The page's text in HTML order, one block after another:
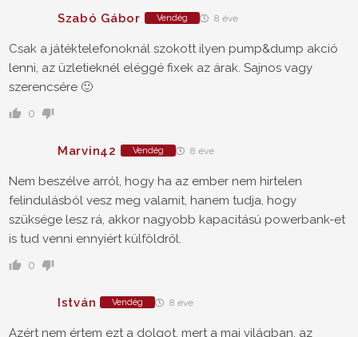
Szabó Gábor Vendég 8 éve
Csak a játéktelefonoknál szokott ilyen pump&dump akció
lenni, az üzletieknél eléggé fixek az árak. Sajnos vagy
szerencsére 🙂
0
Marvin42 Vendég 8 éve
Nem beszélve arról, hogy ha az ember nem hirtelen
felindulásból vesz meg valamit, hanem tudja, hogy
szüksége lesz rá, akkor nagyobb kapacitású powerbank-et
is tud venni ennyiért külföldről.
0
István Vendég 8 éve
Azért nem értem ezt a dolgot, mert a mai világban, az